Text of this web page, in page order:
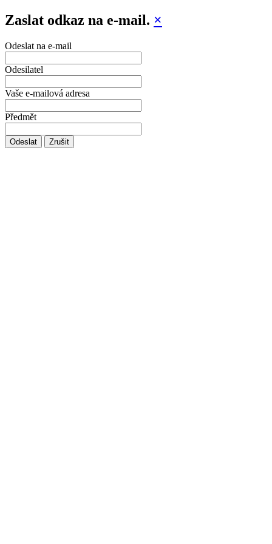
Zaslat odkaz na e-mail. ×
Odeslat na e-mail
Odesilatel
Vaše e-mailová adresa
Předmět
Odeslat Zrušit